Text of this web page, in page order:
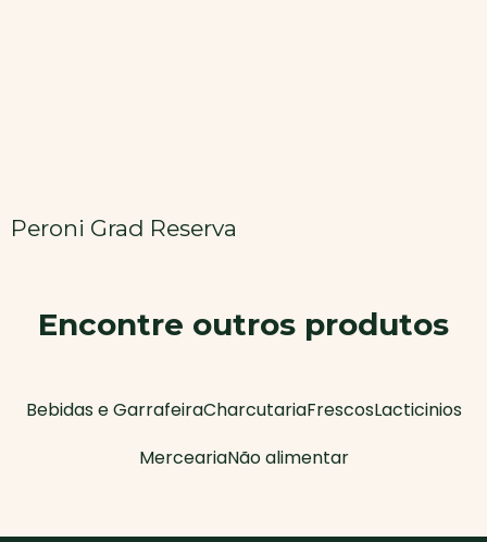
Peroni Grad Reserva
Encontre outros produtos
Bebidas e GarrafeiraCharcutariaFrescosLacticinios
MerceariaNão alimentar